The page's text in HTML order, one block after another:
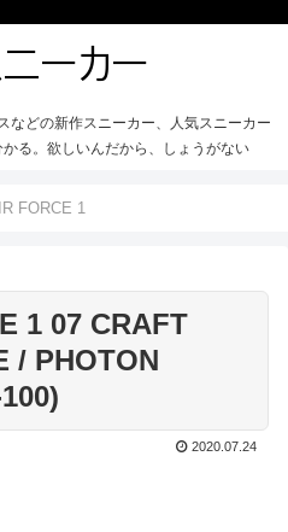
などの新作スニーカー、人気スニーカー
る。欲しいんだから、しょうがない
FORCE 1
1 07 CRAFT
/ PHOTON
2020.07.24